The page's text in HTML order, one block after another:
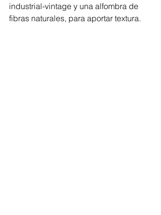
industrial-vintage y una alfombra de
fibras naturales, para aportar textura.